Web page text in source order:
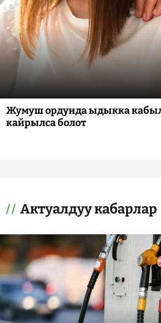
Жумуш ордунда ыдыкка
кайрылса болот
Актуалдуу кабарлар